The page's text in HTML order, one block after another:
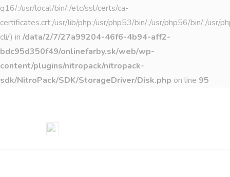
q16/:/usr/local/bin/:/etc/ssl/certs/ca-
certificates.crt:/usr/lib/php:/usr/php53/bin/:/usr/php56/bin/:/
cli/) in /data/2/7/27a99204-46f6-4b94-aff2-
bdc95d350f49/onlinefarby.sk/web/wp-
content/plugins/nitropack/nitropack-
sdk/NitroPack/SDK/StorageDriver/Disk.php on line 95